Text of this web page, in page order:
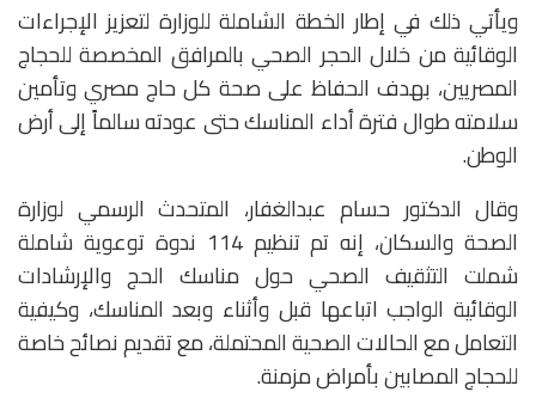
ويأتي ذلك في إطار الخطة الشاملة للوزارة لتعزيز الإجراءات
الوقائية من خلال الحجر الصحي بالمرافق المخصصة للحجاج
المصريين، بهدف الحفاظ على صحة كل حاج مصري وتأمين
سلامته طوال فترة أداء المناسك حتى عودته سالماً إلى أرض
الوطن.
وقال الدكتور حسام عبدالغفار، المتحدث الرسمي لوزارة
الصحة والسكان، إنه تم تنظيم 114 ندوة توعوية شاملة
شملت التثقيف الصحي حول مناسك الحج والإرشادات
الوقائية الواجب اتباعها قبل وأثناء وبعد المناسك، وكيفية
التعامل مع الحالات الصحية المحتملة، مع تقديم نصائح خاصة
للحجاج المصابين بأمراض مزمنة.